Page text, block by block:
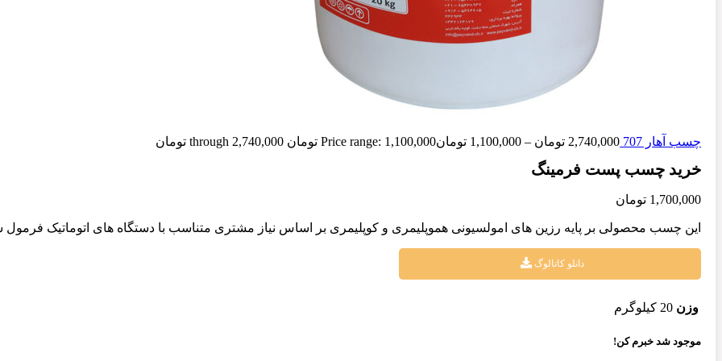
چسب آهار 707 2,740,000 تومان –
1,100,000 تومانPrice range: 1,100,000 تومان through 2,740,000 تومان
خرید چسب پست فرمینگ
1,700,000 تومان
این چسب محصولی بر پایه رزین های امولسیونی هموپلیمری و کوپلیمری بر اساس نیاز مشتری متناسب با دستگاه های اتوماتیک فرمول
دانلو کاتالوگ
وزن 20 کیلوگرم
موجود شد خبرم کن!